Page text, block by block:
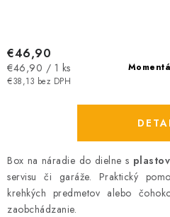
€38,13 bez DPH
€46,90
Jednotková
cena:
€46,90 / 1 ks
Box na náradie do dielne s
servisu či garáže. Praktický
krehkých predmetov alebo
zaobchádzanie.